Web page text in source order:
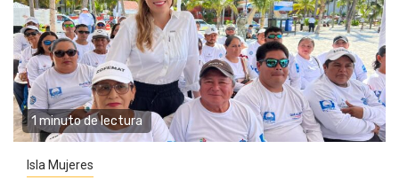
1 minuto de lectura
Isla Mujeres